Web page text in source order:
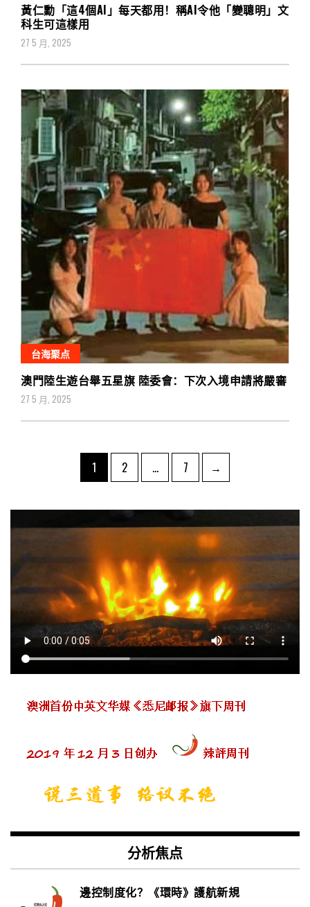
黃仁勳「這4個AI」每天都用！稱AI令他「變聰明」文
科生可這樣用
27 5 月, 2025
台海聚点
澳門陸生遊台舉五星旗 陸委會：下次入境申請將嚴審
27 5 月, 2025
导
航
Page
1 Page
2 … Page
7 →
分析焦点
邊控制度化？《環時》護航新規